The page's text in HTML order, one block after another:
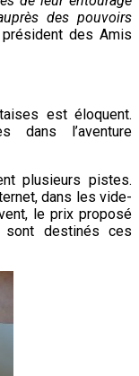
des pouvoirs
des Amis
est éloquent.
dans l’aventure
plusieurs pistes.
dans les vide-
le prix proposé
sont destinés ces